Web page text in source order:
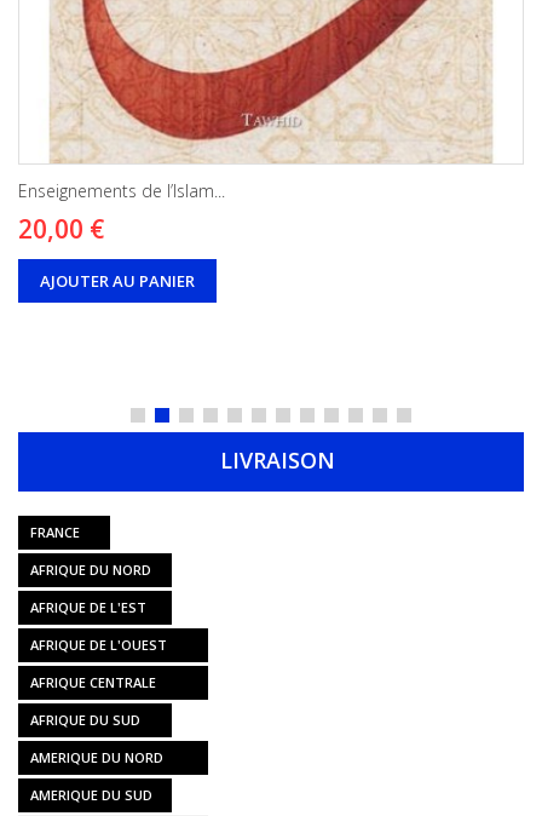
Enseignements de l’Islam...
20,00 €
AJOUTER AU PANIER
LIVRAISON
FRANCE
AFRIQUE DU NORD
AFRIQUE DE L'EST
AFRIQUE DE L'OUEST
AFRIQUE CENTRALE
AFRIQUE DU SUD
AMERIQUE DU NORD
AMERIQUE DU SUD